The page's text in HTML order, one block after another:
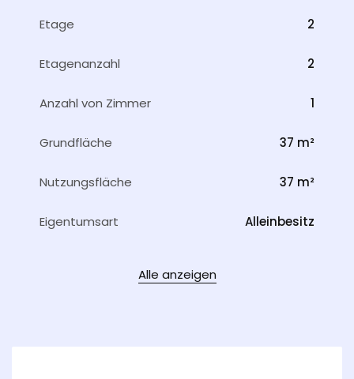
Etage 2
Etagenanzahl 2
Anzahl von Zimmer 1
Grundfläche 37 m²
Nutzungsfläche 37 m²
Eigentumsart Alleinbesitz
Alle anzeigen